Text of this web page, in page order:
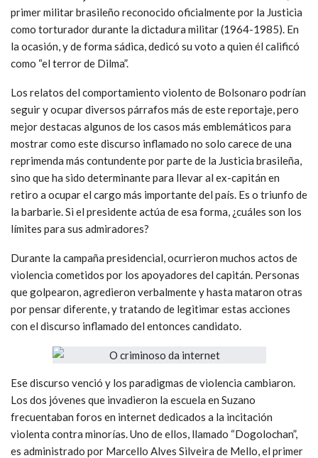
primer militar brasileño reconocido oficialmente por la Justicia
como torturador durante la dictadura militar (1964-1985). En
la ocasión, y de forma sádica, dedicó su voto a quien él calificó
como “el terror de Dilma”.
Los relatos del comportamiento violento de Bolsonaro podrían
seguir y ocupar diversos párrafos más de este reportaje, pero
mejor destacas algunos de los casos más emblemáticos para
mostrar como este discurso inflamado no solo carece de una
reprimenda más contundente por parte de la Justicia brasileña,
sino que ha sido determinante para llevar al ex-capitán en
retiro a ocupar el cargo más importante del país. Es o triunfo de
la barbarie. Si el presidente actúa de esa forma, ¿cuáles son los
límites para sus admiradores?
Durante la campaña presidencial, ocurrieron muchos actos de
violencia cometidos por los apoyadores del capitán. Personas
que golpearon, agredieron verbalmente y hasta mataron otras
por pensar diferente, y tratando de legitimar estas acciones
con el discurso inflamado del entonces candidato.
Ese discurso venció y los paradigmas de violencia cambiaron.
Los dos jóvenes que invadieron la escuela en Suzano
frecuentaban foros en internet dedicados a la incitación
violenta contra minorías. Uno de ellos, llamado “Dogolochan”,
es administrado por Marcello Alves Silveira de Mello, el primer